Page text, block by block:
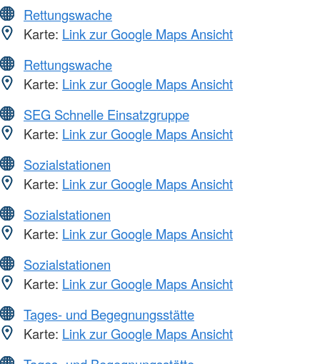
Rettungswache
Karte: Link zur Google Maps Ansicht
Rettungswache
Karte: Link zur Google Maps Ansicht
SEG Schnelle Einsatzgruppe
Karte: Link zur Google Maps Ansicht
Sozialstationen
Karte: Link zur Google Maps Ansicht
Sozialstationen
Karte: Link zur Google Maps Ansicht
Sozialstationen
Karte: Link zur Google Maps Ansicht
Tages- und Begegnungsstätte
Karte: Link zur Google Maps Ansicht